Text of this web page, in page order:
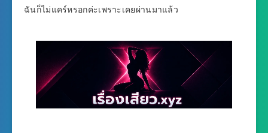
ฉันก็ไม่แคร์หรอกค่ะเพราะเคยผ่านมาแล้ว